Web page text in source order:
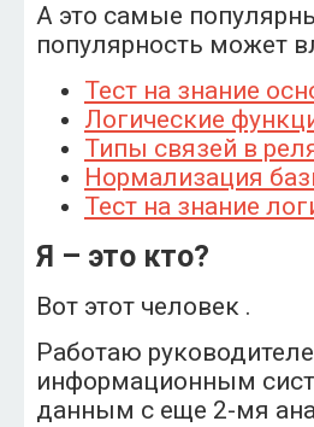
А это самые
популярность может
Тест на знание
Логические
Типы связей в
Нормализация
Тест на знание
Я – это кто?
Вот этот человек .
Работаю
информационным
данным с еще 2-мя